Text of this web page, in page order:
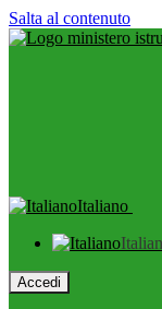
Salta al contenuto
Italiano
Accedi